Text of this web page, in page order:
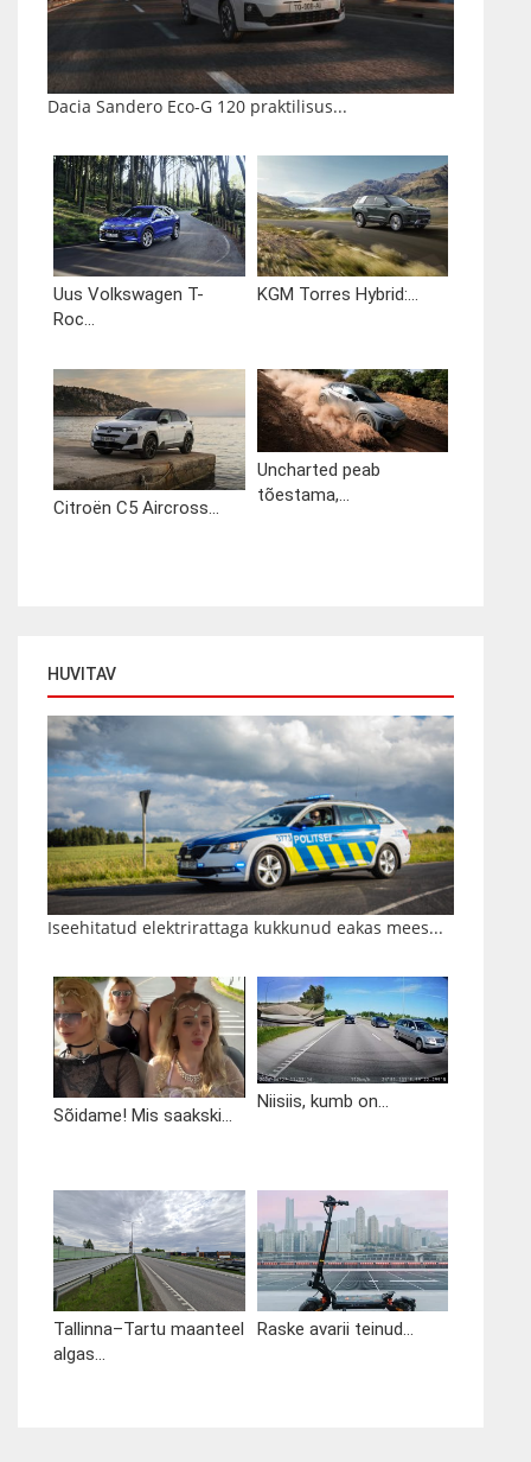
Dacia Sandero Eco-G 120 praktilisus...
Uus Volkswagen T-
Roc...
KGM Torres Hybrid:...
Citroën C5 Aircross...
Uncharted peab
tõestama,...
HUVITAV
Iseehitatud elektrirattaga kukkunud eakas mees...
Sõidame! Mis saakski...
Niisiis, kumb on...
Tallinna–Tartu maanteel
algas...
Raske avarii teinud...